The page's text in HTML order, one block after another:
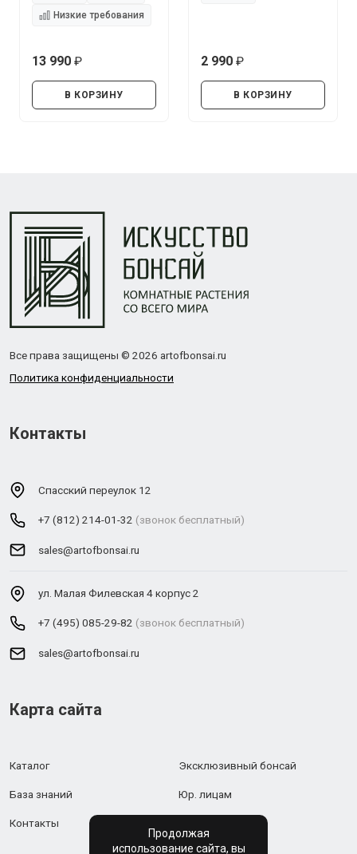
Низкие требования
13 990
В КОРЗИНУ
2 990
В КОРЗИНУ
Все права защищены © 2026 artofbonsai.ru
Политика конфиденциальности
Контакты
Спасский переулок 12
+7 (812) 214-01-32 (звонок бесплатный)
sales@artofbonsai.ru
ул. Малая Филевская 4 корпус 2
+7 (495) 085-29-82 (звонок бесплатный)
sales@artofbonsai.ru
Карта сайта
Каталог Эксклюзивный бонсай
База знаний Юр. лицам
Контакты
Продолжая
использование сайта, вы